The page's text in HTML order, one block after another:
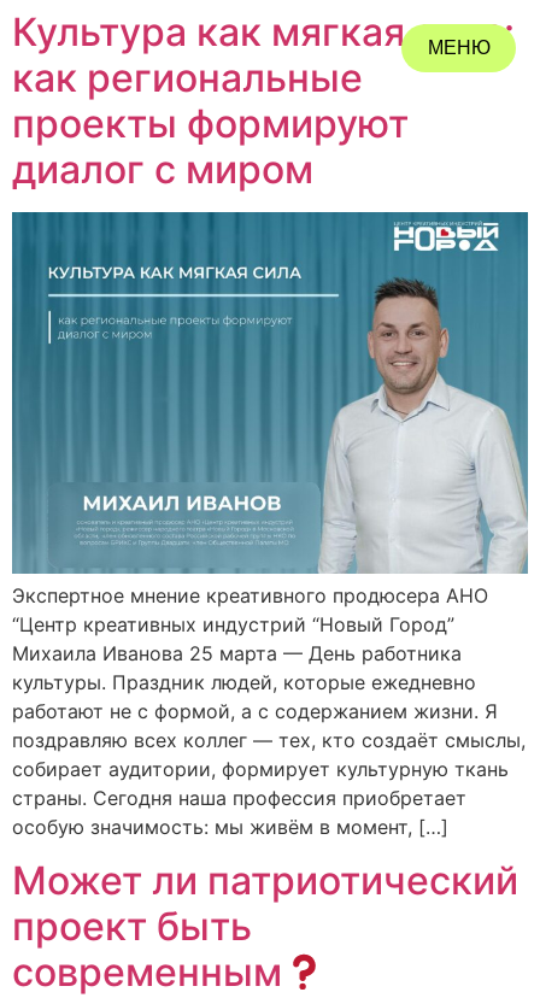
МЕНЮ
Культура как мягкая сила:
как региональные
проекты формируют
диалог с миром
Экспертное мнение креативного продюсера АНО
“Центр креативных индустрий “Новый Город”
Михаила Иванова 25 марта — День работника
культуры. Праздник людей, которые ежедневно
работают не с формой, а с содержанием жизни. Я
поздравляю всех коллег — тех, кто создаёт смыслы,
собирает аудитории, формирует культурную ткань
страны. Сегодня наша профессия приобретает
особую значимость: мы живём в момент, […]
Может ли патриотический
проект быть
современным